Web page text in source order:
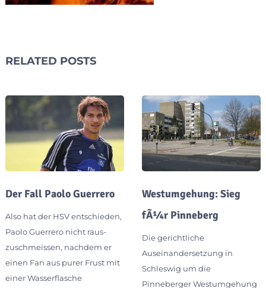
RELATED POSTS
Der Fall Paolo Guerrero
Also hat der HSV entschieden,
Paolo Guerrero nicht raus-
zuschmeissen, nachdem er
einen Fan aus purer Frust mit
einer Wasserflasche
Westumgehung: Sieg
fÃ¼r Pinneberg
Die gerichtliche
Auseinandersetzung in
Schleswig um die
Pinneberger Westumgehung